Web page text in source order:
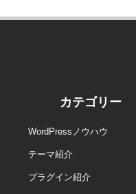
カテゴリー
WordPressノウハウ
テーマ紹介
プラグイン紹介